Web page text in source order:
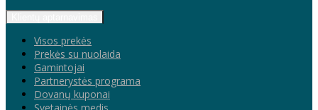
Visos prekės
Prekės su nuolaida
Gamintojai
Partnerystės programa
Dovanų kuponai